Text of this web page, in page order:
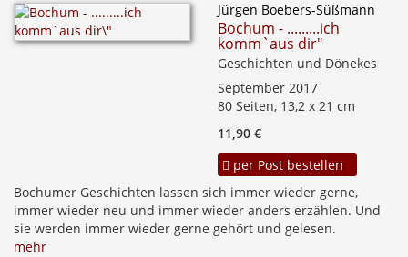
Jürgen Boebers-Süßmann
Bochum - .........ich
komm`aus dir"
Geschichten und Dönekes
September 2017
80 Seiten, 13,2 x 21 cm
11,90 €
per Post bestellen
Bochumer Geschichten lassen sich immer wieder gerne,
immer wieder neu und immer wieder anders erzählen. Und
sie werden immer wieder gerne gehört und gelesen.
mehr